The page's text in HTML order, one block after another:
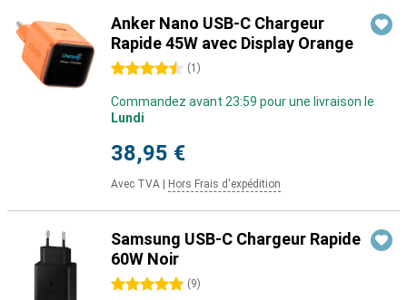
Anker Nano USB-C Chargeur
Rapide 45W avec Display Orange
4.5 étoiles (1 )
Commandez avant 23:59 pour une livraison le
Lundi
38,95 €
Avec TVA Hors Frais d'expédition
Samsung USB-C Chargeur Rapide
60W Noir
5 étoiles (9)